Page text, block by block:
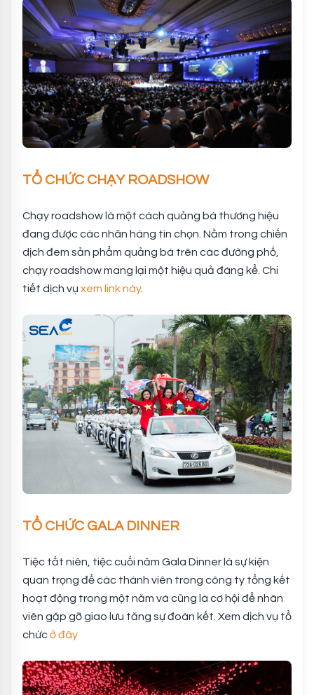
TỔ CHỨC CHẠY ROADSHOW
Chạy roadshow là một cách quảng bá thương hiệu
đang được các nhãn hàng tin chọn. Nằm trong chiến
dịch đem sản phẩm quảng bá trên các đường phố,
chạy roadshow mang lại một hiệu quả đáng kể. Chi
tiết dịch vụ xem link này.
TỔ CHỨC GALA DINNER
Tiệc tất niên, tiệc cuối năm Gala Dinner là sự kiện
quan trọng để các thành viên trong công ty tổng kết
hoạt động trong một năm và cũng là cơ hội để nhân
viên gặp gỡ giao lưu tăng sự đoàn kết. Xem dịch vụ tổ
chứcở đây